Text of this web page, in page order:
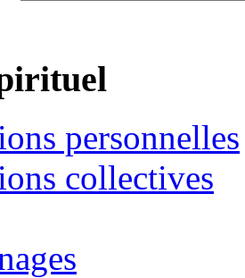
personnelles
collectives